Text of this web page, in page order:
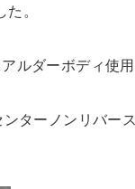
。
ルダーボディ使
ターノンリバー